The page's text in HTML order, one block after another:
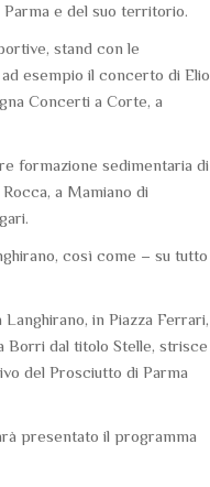
e del suo territorio.
stand con le
esempio il concerto di Elio
Concerti a Corte, a
formazione sedimentaria di
a Mamiano di
così come – su tutto
in Piazza Ferrari,
Borri dal titolo Stelle, strisce
del Prosciutto di Parma
presentato il programma